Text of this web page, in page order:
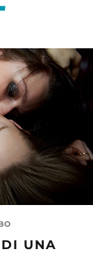
DI UNA